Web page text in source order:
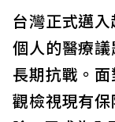
台灣正式邁入
個人的醫療
長期抗戰。
觀檢視現有